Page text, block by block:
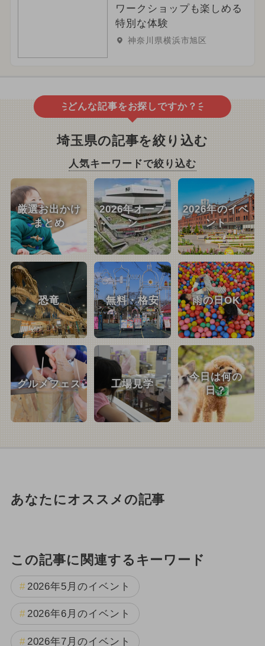
ワークショップも楽しめる
特別な体験
神奈川県横浜市旭区
どんな記事をお探しですか？
埼玉県の記事を絞り込む
人気キーワードで絞り込む
厳選お出かけ
まとめ
2026年オープ
ン
2026年のイベ
ント
恐竜 無料・格安 雨の日OK
グルメフェス 工場見学
今日は何の
日？
あなたにオススメの記事
この記事に関連するキーワード
2026年5月のイベント
2026年6月のイベント
2026年7月のイベント